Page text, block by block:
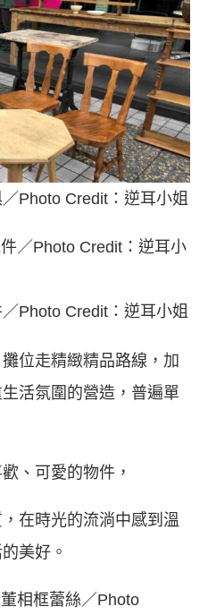
Photo Credit：逆耳小姐
Photo Credit：逆耳小姐
位走精緻精品路線，加
活氛圍的營造，普遍單
、可愛的物件，
在時光的流淌中感到溫
美好。